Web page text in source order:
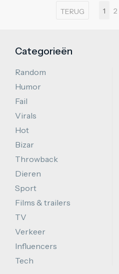
TERUG 1 2
Categorieën
Random
Humor
Fail
Virals
Hot
Bizar
Throwback
Dieren
Sport
Films & trailers
TV
Verkeer
Influencers
Tech